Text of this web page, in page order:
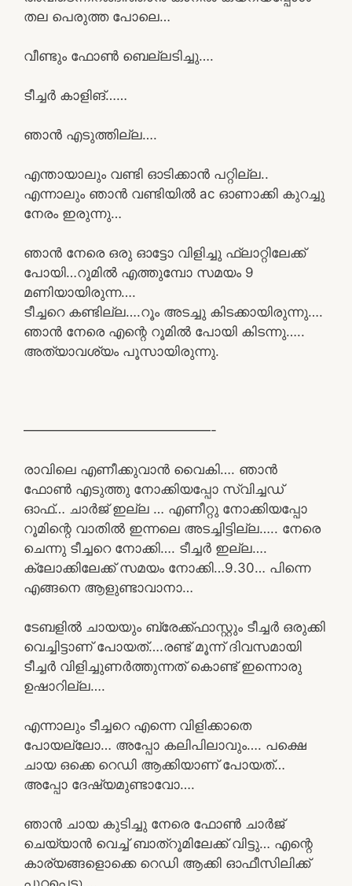
തല പെരുത്ത പോലെ…
വീണ്ടും ഫോൺ ബെല്ലടിച്ചു….
ടീച്ചർ കാളിങ്……
ഞാൻ എടുത്തില്ല….
എന്തായാലും വണ്ടി ഓടിക്കാൻ പറ്റില്ല..
എന്നാലും ഞാൻ വണ്ടിയിൽ ac ഓണാക്കി കുറച്ചു
നേരം ഇരുന്നു…
ഞാൻ നേരെ ഒരു ഓട്ടോ വിളിച്ചു ഫ്ലാറ്റിലേക്ക്
പോയി…റൂമിൽ എത്തുമ്പോ സമയം 9
മണിയായിരുന്ന….
ടീച്ചറെ കണ്ടില്ല….റൂം അടച്ചു കിടക്കായിരുന്നു….
ഞാൻ നേരെ എന്റെ റൂമിൽ പോയി കിടന്നു…..
അത്യാവശ്യം പൂസായിരുന്നു.
——————————————-
രാവിലെ എണീക്കുവാൻ വൈകി…. ഞാൻ
ഫോൺ എടുത്തു നോക്കിയപ്പോ സ്വിച്ചഡ്
ഓഫ്‌… ചാർജ് ഇല്ല … എണീറ്റു നോക്കിയപ്പോ
റൂമിന്റെ വാതിൽ ഇന്നലെ അടച്ചിട്ടില്ല….. നേരെ
ചെന്നു ടീച്ചറെ നോക്കി…. ടീച്ചർ ഇല്ല….
ക്ലോക്കിലേക്ക് സമയം നോക്കി…9.30… പിന്നെ
എങ്ങനെ ആളുണ്ടാവാനാ…
ടേബളിൽ ചായയും ബ്രേക്ക്ഫാസ്റ്റും ടീച്ചർ ഒരുക്കി
വെച്ചിട്ടാണ് പോയത്….രണ്ട് മൂന്ന് ദിവസമായി
ടീച്ചർ വിളിച്ചുണർത്തുന്നത് കൊണ്ട് ഇന്നൊരു
ഉഷാറില്ല….
എന്നാലും ടീച്ചറെ എന്നെ വിളിക്കാതെ
പോയല്ലോ… അപ്പോ കലിപിലാവും…. പക്ഷെ
ചായ ഒക്കെ റെഡി ആക്കിയാണ് പോയത്…
അപ്പോ ദേഷ്യമുണ്ടാവോ….
ഞാൻ ചായ കുടിച്ചു നേരെ ഫോൺ ചാർജ്
ചെയ്യാൻ വെച്ച് ബാത്‌റൂമിലേക്ക് വിട്ടു… എന്റെ
കാര്യങ്ങളൊക്കെ റെഡി ആക്കി ഓഫീസിലിക്ക്
പുറപ്പെട്ടു….